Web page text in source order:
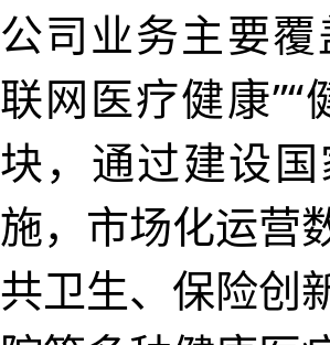
公司业务主要覆
联网医疗健康
块，通过建设
施，市场化运营
共卫生、保险创